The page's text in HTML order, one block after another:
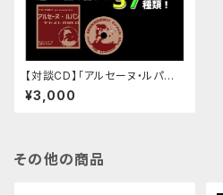
【対談CD】「アルセーヌ・ルパン」
キャスト対談CD
¥3,000
その他の商品